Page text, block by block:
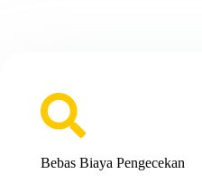
Bebas Biaya Pengecekan